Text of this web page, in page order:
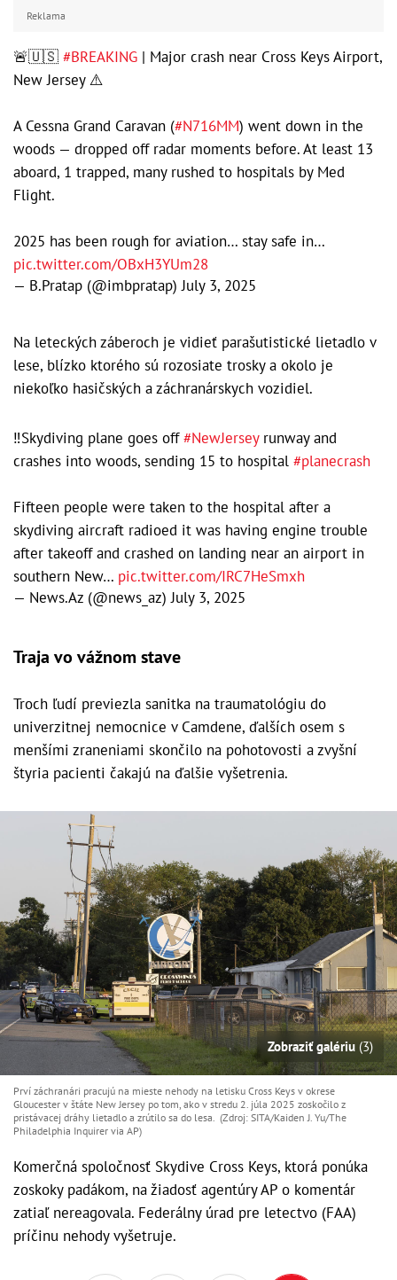
Reklama
🚨🇺🇸 #BREAKING | Major crash near Cross Keys Airport,
New Jersey ⚠️
A Cessna Grand Caravan (#N716MM) went down in the
woods — dropped off radar moments before. At least 13
aboard, 1 trapped, many rushed to hospitals by Med
Flight.
2025 has been rough for aviation… stay safe in…
pic.twitter.com/OBxH3YUm28
— B.Pratap (@imbpratap)July 3, 2025
Na leteckých záberoch je vidieť parašutistické lietadlo v
lese, blízko ktorého sú rozosiate trosky a okolo je
niekoľko hasičských a záchranárskych vozidiel.
‼️Skydiving plane goes off#NewJerseyrunway and
crashes into woods, sending 15 to hospital #planecrash
Fifteen people were taken to the hospital after a
skydiving aircraft radioed it was having engine trouble
after takeoff and crashed on landing near an airport in
southern New… pic.twitter.com/IRC7HeSmxh
— News.Az (@news_az)July 3, 2025
Traja vo vážnom stave
Troch ľudí previezla sanitka na traumatológiu do
univerzitnej nemocnice v Camdene, ďalších osem s
menšími zraneniami skončilo na pohotovosti a zvyšní
štyria pacienti čakajú na ďalšie vyšetrenia.
Zobraziť galériu (3)
Prví záchranári pracujú na mieste nehody na letisku Cross Keys v okrese
Gloucester v štáte New Jersey po tom, ako v stredu 2. júla 2025 zoskočilo z
pristávacej dráhy lietadlo a zrútilo sa do lesa. (Zdroj: SITA/Kaiden J. Yu/The
Philadelphia Inquirer via AP)
Komerčná spoločnosť Skydive Cross Keys, ktorá ponúka
zoskoky padákom, na žiadosť agentúry AP o komentár
zatiaľ nereagovala. Federálny úrad pre letectvo (FAA)
príčinu nehody vyšetruje.